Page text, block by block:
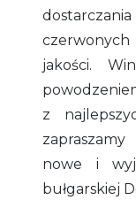
czerwonych
jakości.
z
nowe i
bułgarskiej